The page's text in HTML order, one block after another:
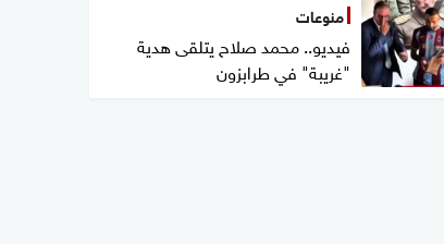
منوعات
فيديو.. محمد صلاح يتلقى هدية
"غريبة" في طرابزون